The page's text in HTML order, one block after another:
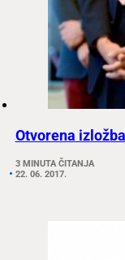
Otvorena
3 MINUTA ČITANJA
22. 06. 2017.